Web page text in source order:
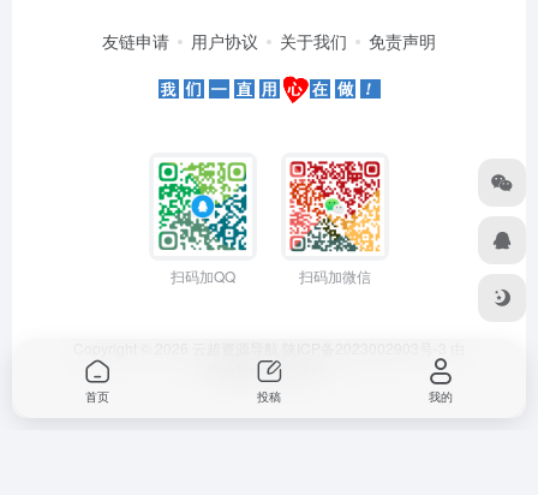
友链申请 用户协议 关于我们 免责声明
扫码加QQ 扫码加微信
OneNav强力驱动
首页 投稿 我的